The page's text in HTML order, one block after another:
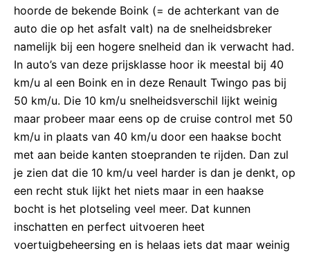
hoorde de bekende Boink (= de achterkant van de
auto die op het asfalt valt) na de snelheidsbreker
namelijk bij een hogere snelheid dan ik verwacht had.
In auto’s van deze prijsklasse hoor ik meestal bij 40
km/u al een Boink en in deze Renault Twingo pas bij
50 km/u. Die 10 km/u snelheidsverschil lijkt weinig
maar probeer maar eens op de cruise control met 50
km/u in plaats van 40 km/u door een haakse bocht
met aan beide kanten stoepranden te rijden. Dan zul
je zien dat die 10 km/u veel harder is dan je denkt, op
een recht stuk lijkt het niets maar in een haakse
bocht is het plotseling veel meer. Dat kunnen
inschatten en perfect uitvoeren heet
voertuigbeheersing en is helaas iets dat maar weinig